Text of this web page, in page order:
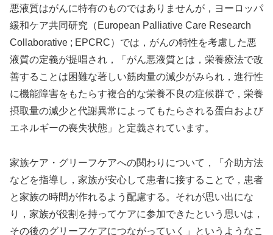
悪液質はがんに特有のものではありませんが，ヨーロッパ
緩和ケア共同研究（European Palliative Care Research
Collaborative ; EPCRC）では，がんの特性を考慮した悪
液質の定義が提唱され，「がん悪液質とは，栄養療法で改
善することは困難な著しい筋肉量の減少がみられ，進行性
に機能障害をもたらす複合的な栄養不良の症候群で，栄養
摂取量の減少と代謝異常によってもたらされる蛋白および
エネルギーの喪失状態」と定義されています。
家族ケア・グリーフケアへの関わりについて，「介助方法
などを指導し，家族が安心して患者に接することで，患者
と家族の時間が作れるよう配慮する。それが思い出にな
り，家族が役割を持ってケアに参加できたという思いは，
その後のグリーフケアにつながっていく」というようなこ